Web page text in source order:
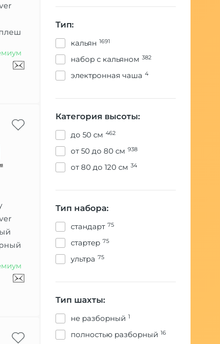
ESS
EUPHORIA
HOOB
ILLICIT
Koress
Lavoo
Maklaud
Mamay Customs
Mattpear
MAXX
Mexanika Smoke
Тип:
кальян 1691
набор с кальяном 382
электронная чаша 4
Категория высоты:
до 50 см 462
от 50 до 80 см 938
от 80 до 120 см 34
Тип набора:
стандарт 75
стартер 75
ультра 75
Тип шахты:
не разборный 1
полностью разборный 16